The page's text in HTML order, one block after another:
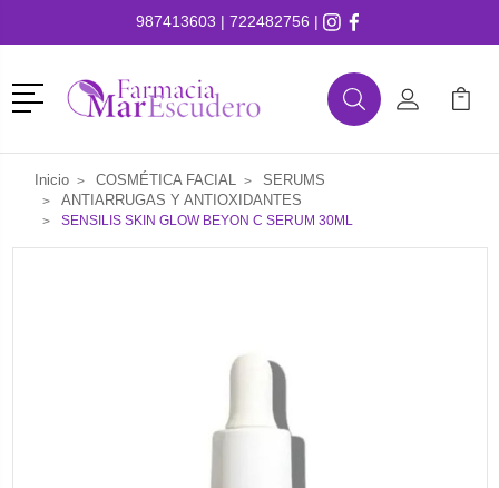
987413603 | 722482756 |
Menú
BuscarMi Cuenta
Mi
Inicio COSMÉTICA FACIAL
SERUMS
ANTIARRUGAS Y ANTIOXIDANTES
SENSILIS SKIN GLOW BEYON C SERUM 30ML